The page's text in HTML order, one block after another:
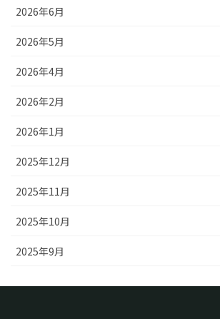
2026年6月
2026年5月
2026年4月
2026年2月
2026年1月
2025年12月
2025年11月
2025年10月
2025年9月